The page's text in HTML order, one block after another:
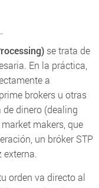
se trata de
En la práctica,
a
prime brokersu otras
dinero (dealing
market makers, que
un bróker STP
orden va directo al